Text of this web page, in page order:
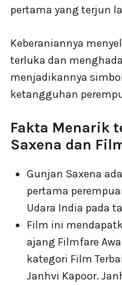
pertama yang terjun
Keberaniannya
terluka dan
menjadikannya
ketangguhan
Fakta Menarik
Saxena dan
Gunjan Saxena
pertama
Udara India pada
Film ini
ajang Filmfare
kategori Film
Janhvi Kapoor.